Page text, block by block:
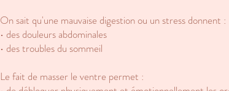
On sait qu'une mauvaise digestion ou un stress donnent :
• des douleurs abdominales
• des troubles du sommeil
Le fait de masser le ventre permet :